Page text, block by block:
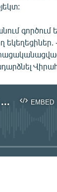
գործում
եկեղեցիներ.
EMBED
Թումանյանի բնակարանի բանալին հանձնվեց Վիրահայոց թեմին